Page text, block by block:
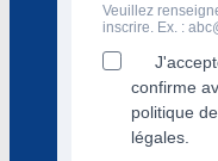
Veuillez
inscrire. Ex. :
confirme
politique
légales.